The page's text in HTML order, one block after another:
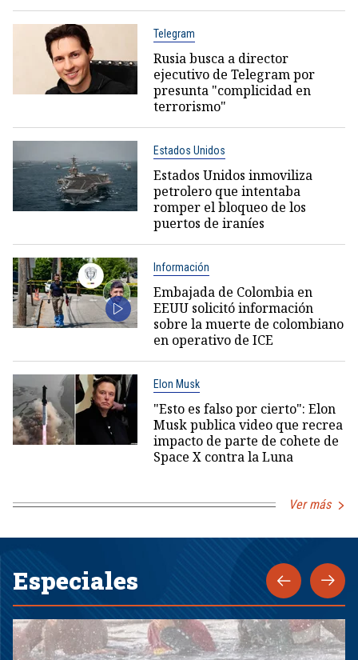
Telegram
Rusia busca a director
ejecutivo de Telegram por
presunta "complicidad en
terrorismo"
Estados Unidos
Estados Unidos inmoviliza
petrolero que intentaba
romper el bloqueo de los
puertos de iraníes
Información
Embajada de Colombia en
EEUU solicitó información
sobre la muerte de colombiano
en operativo de ICE
Elon Musk
"Esto es falso por cierto": Elon
Musk publica video que recrea
impacto de parte de cohete de
Space X contra la Luna
Ver más
Especiales